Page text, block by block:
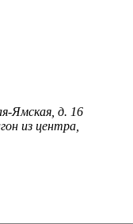
Ямская, д. 16
из центра,